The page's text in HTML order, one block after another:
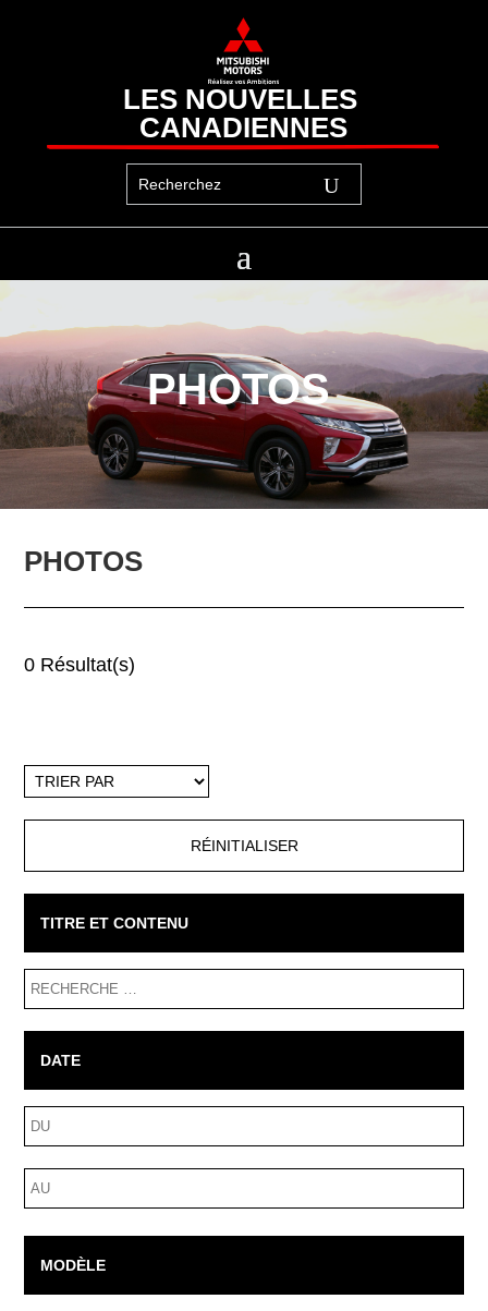
LES NOUVELLES
CANADIENNES
PHOTOS
PHOTOS
0 Résultat(s)
Trier
TITRE ET CONTENU
RECHERCHE
DATE
Fourchette
de
Fourchette
de
dates
MODÈLE